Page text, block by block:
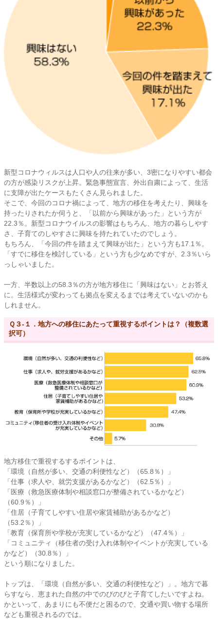
新型コロナウィルスは人口や人の往来が多い、3密になりやすい都会
の方が感染リスクが上昇。緊急事態宣言、外出自粛によって、生活
に支障が出たケースもたくさん見られました。
そこで、今回のコロナ禍によって、地方の移住を考えたり、興味を
持ったりされたか伺うと、「以前から興味があった」という方が
22.3％。新型コロナウイルスの影響はもちろん、地方の暮らしやす
さ、子育てのしやすさに興味を持たれていたのでしょう。
もちろん、「今回の件を踏まえて興味が出た」という方も17.1％。
「すでに移住を検討している」という方も少なめですが、2.3％いら
っしゃいました。
一方、半数以上の58.3％の方が地方移住に「興味はない」とお答え
に。生活様式が変わっても拠点を変えるまでは考えていないのかも
しれません。
Ｑ３-１．地方への移住にあたって重視するポイントは？（複数選
択可）
地方移住で重視するするポイントは、
「環境（自然が多い、交通の利便性など）（65.8％）」
「仕事（求人や、就労支援があるかなど）（62.5％）」
「医療（救急医療体制や相談窓口が整備されているかなど）
（60.9％）」
「住居（子育てしやすい住居や家賃補助があるかなど）
（53.2％）」
「教育（保育所や学校が充実しているかなど）（47.4％）」
「コミュニティ（移住者の受け入れ体制やイベントが充実している
かなど）（30.8％）」
という順になりました。
トップは、「環境（自然が多い、交通の利便性など）」。地方で暮
らすなら、恵まれた自然の中でのびのびと子育てしたいですよね。
かといって、あまりにも不便だと困るので、交通や買い物する場所
なども重視されるのでは。